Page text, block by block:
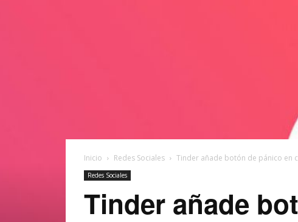
Inicio Redes Sociales Tinder añade botón de pánico en
Redes Sociales
Tinder añade